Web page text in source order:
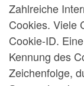
Zahlreiche
Cookies. Viele
Cookie-ID.
Kennung des
Zeichenfolge,